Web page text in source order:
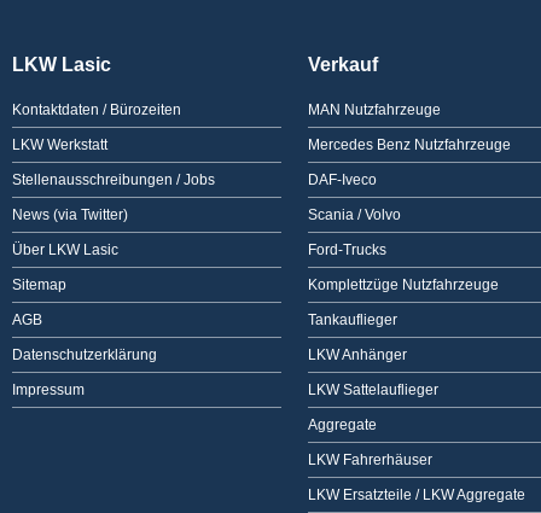
LKW Lasic
Kontaktdaten / Bürozeiten
LKW Werkstatt
Stellenausschreibungen / Jobs
News (via Twitter)
Über LKW Lasic
Sitemap
AGB
Datenschutzerklärung
Impressum
Verkauf
MAN Nutzfahrzeuge
Mercedes Benz Nutzfahrzeuge
DAF-Iveco
Scania / Volvo
Ford-Trucks
Komplettzüge Nutzfahrzeuge
Tankauflieger
LKW Anhänger
LKW Sattelauflieger
Aggregate
LKW Fahrerhäuser
LKW Ersatzteile / LKW Aggregate